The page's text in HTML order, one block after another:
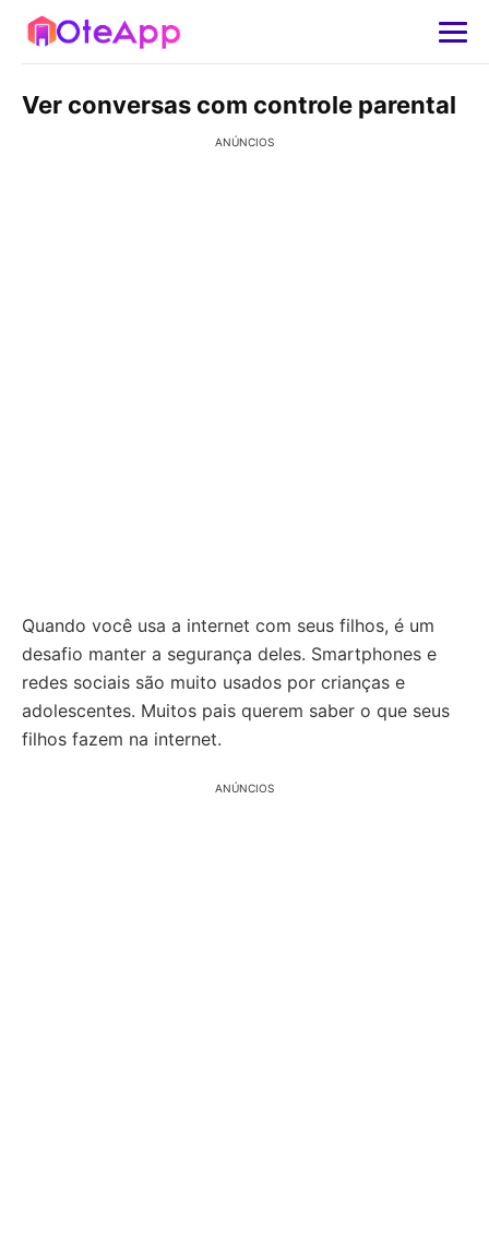
Ver conversas com controle parental
ANÚNCIOS
Quando você usa a internet com seus filhos, é um
desafio manter a segurança deles. Smartphones e
redes sociais são muito usados por crianças e
adolescentes. Muitos pais querem saber o que seus
filhos fazem na internet.
ANÚNCIOS